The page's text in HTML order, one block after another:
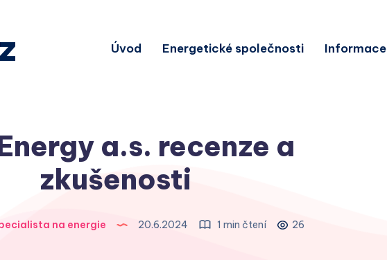
Úvod Energetické společnosti Informace
a.s. recenze a
zkušenosti
na energie 20.6.2024 1 min čtení 26